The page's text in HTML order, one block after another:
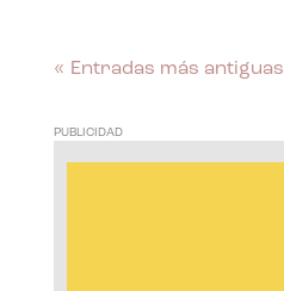
« Entradas más antiguas
PUBLICIDAD